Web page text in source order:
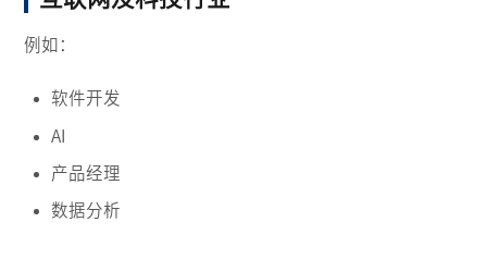
例如：
软件开发
AI
产品经理
数据分析